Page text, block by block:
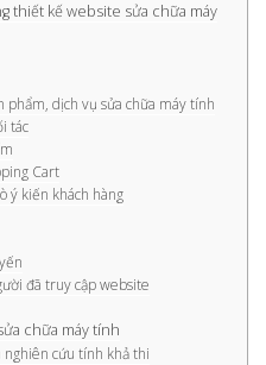
thiết kế website sửa chữa máy
phẩm, dịch vụ sửa chữa máy tính
tác
Cart
ý kiến khách hàng
đã truy cập website
chữa máy tính
nghiên cứu tính khả thi